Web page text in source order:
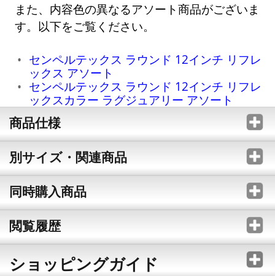
また、内容色の異なるアソート商品がございま
す。以下をご覧ください。
センペルテックス ラウンド 12インチ リフレ
ックス アソート
センペルテックス ラウンド 12インチ リフレ
ックスカラー ラグジュアリー アソート
商品仕様
別サイズ・関連商品
同時購入商品
閲覧履歴
ショッピングガイド